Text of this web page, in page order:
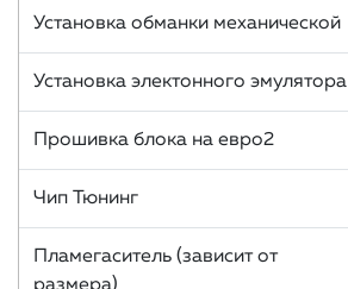
Установка обманки механической
Установка электонного эмулятора
Прошивка блока на евро2
Чип Тюнинг
Пламегаситель (зависит от